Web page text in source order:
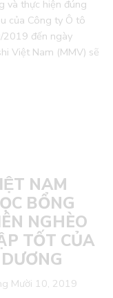
và thực hiện đúng
của Công ty Ô tô
2019 đến ngày
Việt Nam (MMV) sẽ
NAM
BỔNG
NGHÈO
TỐT CỦA
Mười 10, 2019